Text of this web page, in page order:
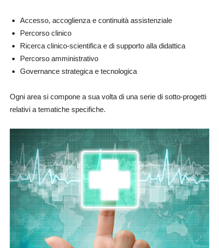
Accesso, accoglienza e continuità assistenziale
Percorso clinico
Ricerca clinico-scientifica e di supporto alla didattica
Percorso amministrativo
Governance strategica e tecnologica
Ogni area si compone a sua volta di una serie di sotto-progetti
relativi a tematiche specifiche.